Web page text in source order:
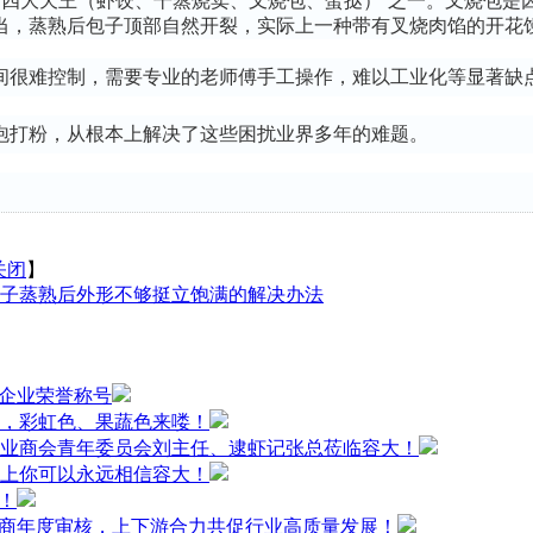
蒸熟后包子顶部自然开裂，实际上一种带有叉烧肉馅的开花
难控制，需要专业的老师傅手工操作，难以工业化等显著缺
打粉，从根本上解决了这些困扰业界多年的难题。
闭 】
蒸熟后外形不够挺立饱满的解决办法
业荣誉称号
彩虹色、果蔬色来喽！
商会青年委员会刘主任、逮虾记张总莅临容大！
你可以永远相信容大！
度审核，上下游合力共促行业高质量发展！